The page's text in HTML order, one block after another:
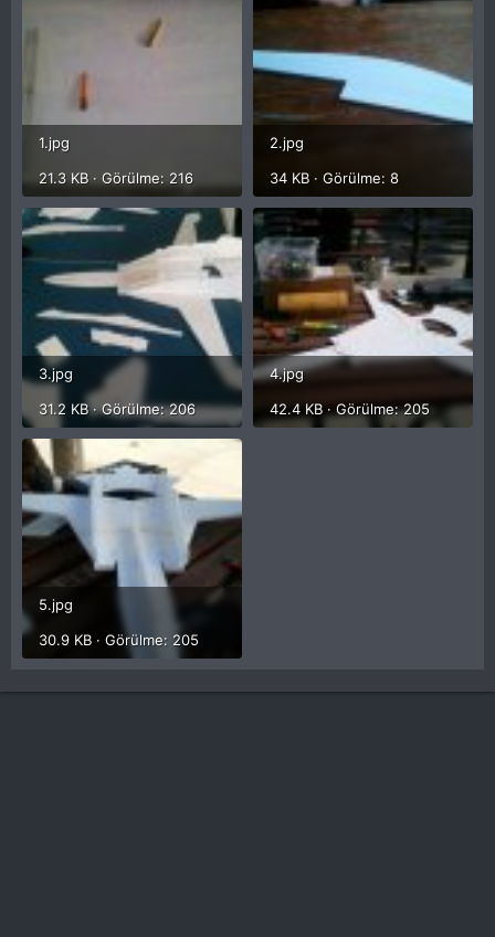
1.jpg
21.3 KB · Görülme: 216
2.jpg
34 KB · Görülme: 8
3.jpg
31.2 KB · Görülme: 206
4.jpg
42.4 KB · Görülme: 205
5.jpg
30.9 KB · Görülme: 205